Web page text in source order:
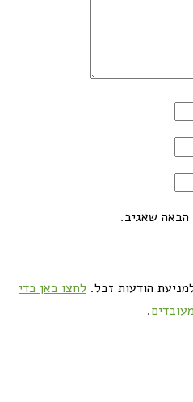
שאגיב.
הודעות זבל. לחצו כאן כדי
.